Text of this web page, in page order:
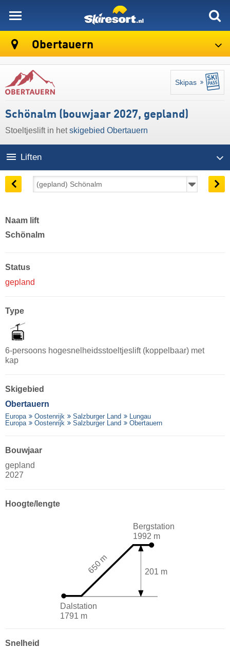
Obertauern
Skipas
Schönalm (bouwjaar 2027, gepland)
Stoeltjeslift in hetskigebied Obertauern
Liften
Naam lift
Schönalm
Status
gepland
Type
6-persoons hogesnelheidsstoeltjeslift (koppelbaar) met
kap
Skigebied
Obertauern
Europa Oostenrijk Salzburger Land
Lungau
Europa
Oostenrijk Salzburger Land Obertauern
Bouwjaar
gepland
2027
Hoogte/lengte
Dalstation
1791 m
Bergstation
1992 m
201 m
650 m
Snelheid